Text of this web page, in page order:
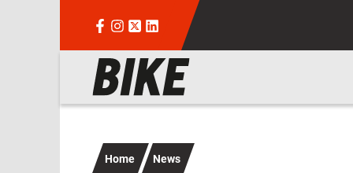
Navigazione principale
Home News